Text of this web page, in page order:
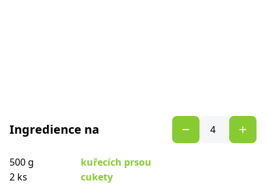
Ingredience na
500 g
kuřecích prsou
2 ks
cukety